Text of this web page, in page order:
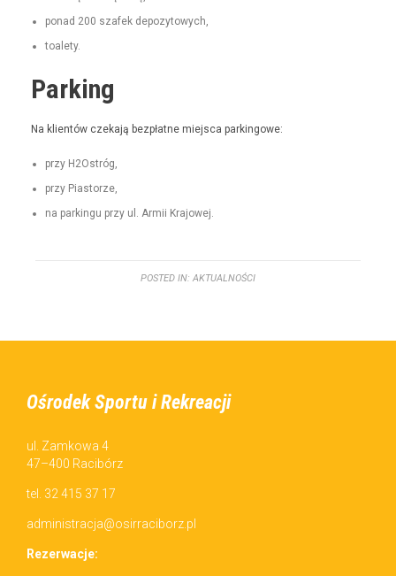
pon­ad 200 szafek depozytowych,
toale­ty.
Parking
Na klien­tów czeka­ją bezpłatne miejs­ca parkingowe:
przy H2Ostróg,
przy Pias­torze,
na parkingu przy ul. Armii Krajowej.
POSTED IN: AKTUALNOŚCI
Ośrodek Sportu i Rekreacji
ul. Zamkowa 4
47–400 Racibórz
tel. 32 415 37 17
administracja@osirraciborz.pl
Rez­erwac­je: